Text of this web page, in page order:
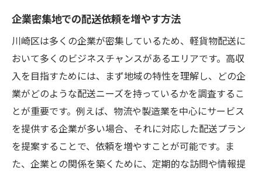
企業密集地での配送依頼を増やす方法
川崎区は多くの企業が密集しているため、軽貨物配送に
おいて多くのビジネスチャンスがあるエリアです。高収
入を目指すためには、まず地域の特性を理解し、どの企
業がどのような配送ニーズを持っているかを調査するこ
とが重要です。例えば、物流や製造業を中心にサービス
を提供する企業が多い場合、それに対応した配送プラン
を提案することで、依頼を増やすことが可能です。ま
た、企業との関係を築くために、定期的な訪問や情報提